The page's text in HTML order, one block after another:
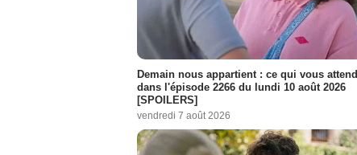
Demain nous appartient : ce qui vous attend
dans l'épisode 2266 du lundi 10 août 2026
[SPOILERS]
vendredi 7 août 2026